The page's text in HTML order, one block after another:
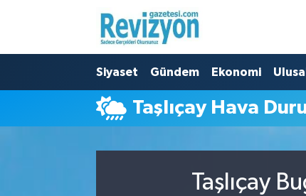
Siyaset Gündem Ekonomi Ulusal
Taşlıçay Hava
Taşlıçay
Nöbetçi Eczaneler
Hava Durumu
Namaz Vakitleri